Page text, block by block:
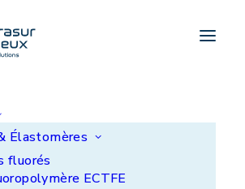
Élastomères
fluorés
ECTFE
une protection de bonne
une